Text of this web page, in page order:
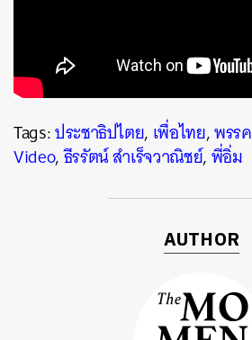
Tags:ประชาธิปไตย, เพื่อไทย,พรร
Video,ธีรรัตน์ สำเร็จวาณิชย์,พี่อิ่ม
AUTHOR